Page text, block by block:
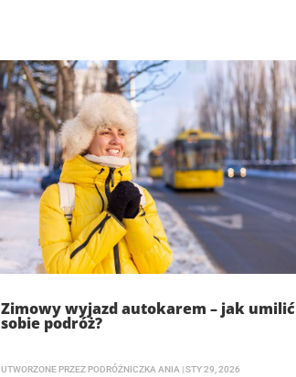
Zimowy wyjazd autokarem – jak umilić
sobie podróż?
UTWORZONE PRZEZ PODRÓŻNICZKA ANIA |STY 29, 2026